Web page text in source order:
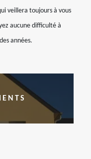
veillera toujours à vous
aucune difficulté à
années.